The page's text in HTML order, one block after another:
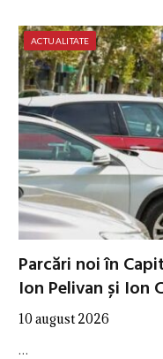
ACTUALITATE
Parcări noi în
Ion Pelivan și Ion
10 august 2026
…